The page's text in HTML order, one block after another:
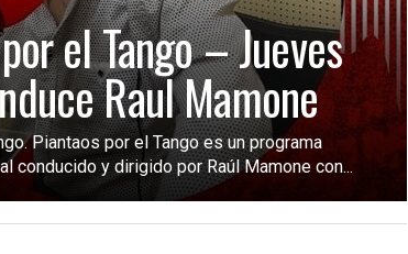
el Tango – Jueves
Raul Mamone
Piantaos por el Tango es un programa
conducido y dirigido por Raúl Mamone con...